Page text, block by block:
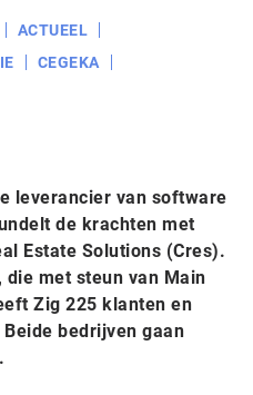
ACTUEEL
CEGEKA
leverancier van software
de krachten met
Estate Solutions (Cres).
die met steun van Main
Zig 225 klanten en
bedrijven gaan